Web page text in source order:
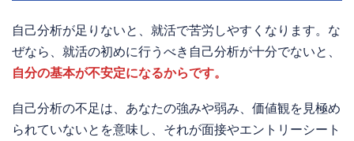
自己分析が足りないと、就活で苦労しやすくなります。な
ぜなら、就活の初めに行うべき自己分析が十分でないと、
自分の基本が不安定になるからです。
自己分析の不足は、あなたの強みや弱み、価値観を見極め
られていないとを意味し、それが面接やエントリーシート